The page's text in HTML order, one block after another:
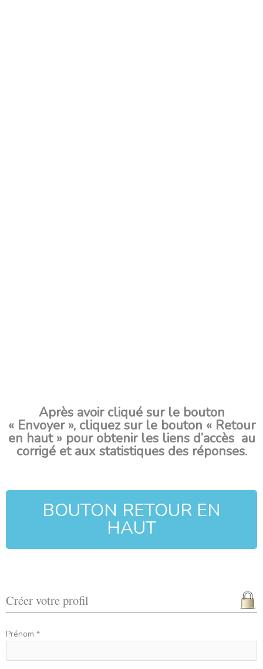
Après avoir cliqué sur le bouton
« Envoyer », cliquez sur le bouton « Retour
en haut » pour obtenir les liens d’accès au
corrigé et aux statistiques des réponses.
BOUTON RETOUR EN
HAUT
Créer votre profil
Prénom *